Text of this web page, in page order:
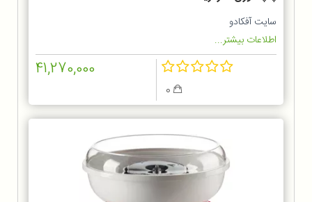
سایت آفکادو
اطلاعات بیشتر...
41,270,000